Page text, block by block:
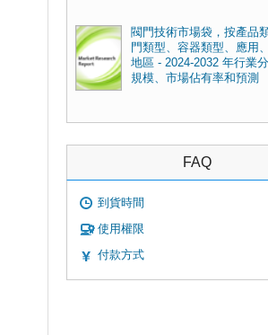
閥門技術市場袋，按產品
門類型、容器類型、應用
地區 - 2024-2032 年行業
規模、市場佔有率和預測
FAQ
到貨時間
使用權限
付款方式